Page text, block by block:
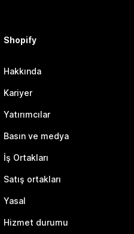
Shopify
Hakkında
Kariyer
Yatırımcılar
Basın ve medya
İş Ortakları
Satış ortakları
Yasal
Hizmet durumu